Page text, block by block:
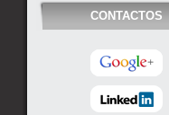
CONTACTOS